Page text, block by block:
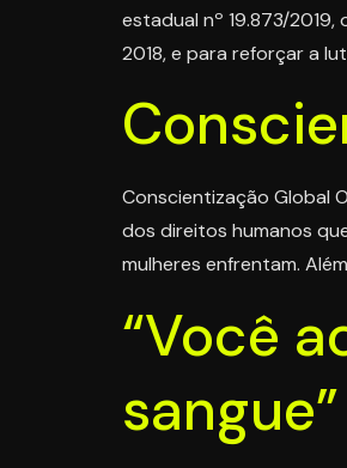
estadual nº 19.873/
2018, e para reforçar a
Conscientização Global
dos direitos humanos
mulheres enfrentam.
“Você
sangue”